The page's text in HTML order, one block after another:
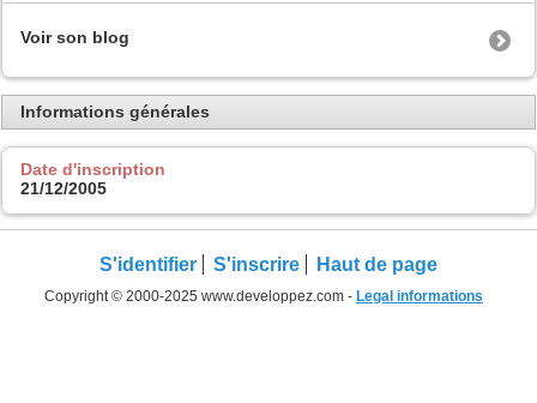
Voir son blog
Informations générales
Date d'inscription
21/12/2005
S'identifier S'inscrire Haut de page
Copyright © 2000-2025 www.developpez.com - Legal informations